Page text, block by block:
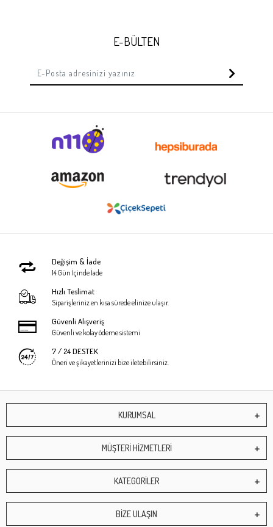
E-BÜLTEN
Değişim & İade
14 Gün İçinde İade
Hızlı Teslimat
Siparişleriniz en kısa sürede elinize ulaşır.
Güvenli Alışveriş
Güvenli ve kolay ödeme sistemi
7 / 24 DESTEK
Öneri ve şikayetlerinizi bize iletebilirsiniz.
KURUMSAL
MÜŞTERİ HİZMETLERİ
KATEGORİLER
BİZE ULAŞIN